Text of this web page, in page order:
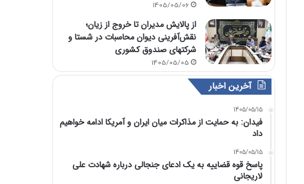
1405/05/06
از پالایش مدیران تا خروج از زیان؛
نقش‌آفرینی دیوان محاسبات در شستا و
شرکتهای صندوق کشوری
1405/05/05
آخرین اخبار
1405/05/15
فیدان: به حمایت از مذاکرات میان ایران و آمریکا ادامه خواهیم
داد
1405/05/15
پاسخ قوه قضاییه به یک ادعای جنجالی درباره شهادت علی
لاریجانی